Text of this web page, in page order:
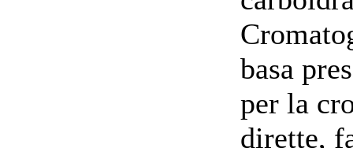
basa
per la
dirette,